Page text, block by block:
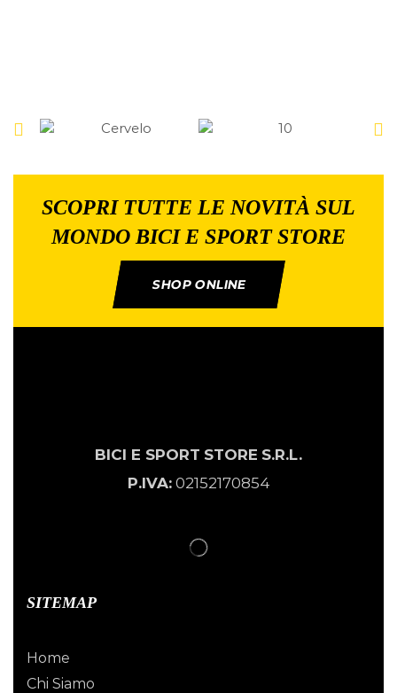
SCOPRI TUTTE LE NOVITÀ SUL
MONDO BICI E SPORT STORE
SHOP ONLINE
BICI E SPORT STORE S.R.L.
P.IVA:02152170854
SITEMAP
Home
Chi Siamo